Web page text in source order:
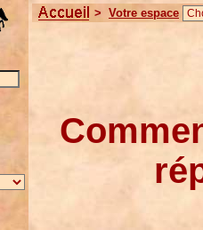
> Votre espace